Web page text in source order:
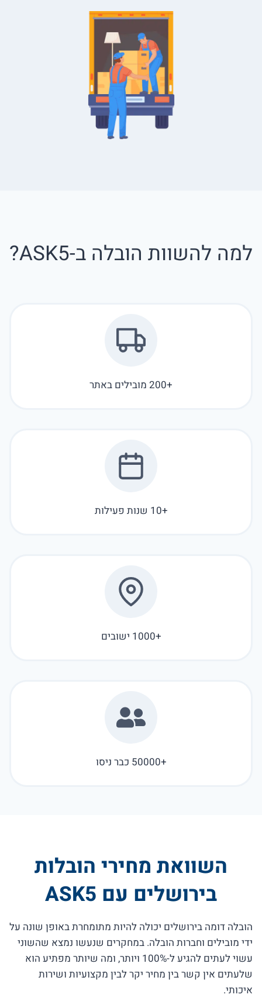
למה להשוות הובלה ב-ASK5?
+200 מובילים באתר
+10 שנות פעילות
+1000 ישובים
+50000 כבר ניסו
השוואת מחירי הובלות
בירושלים עם ASK5
הובלה דומה בירושלים יכולה להיות מתומחרת באופן שונה על
ידי מובילים וחברות הובלה. במחקרים שנעשו נמצא שהשוני
עשוי לעתים להגיע ל-100% ויותר, ומה שיותר מפתיע הוא
שלעתים אין קשר בין מחיר יקר לבין מקצועיות ושירות
איכותי.